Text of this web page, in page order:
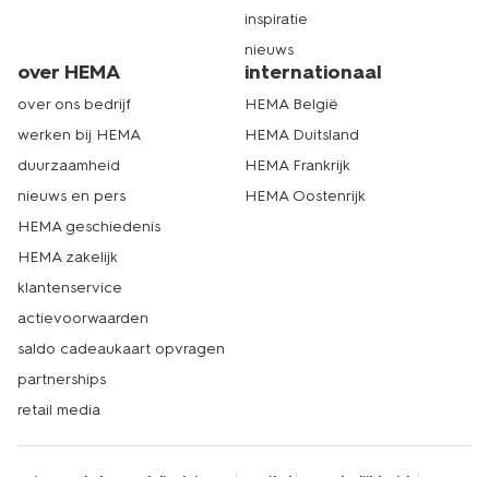
inspiratie
nieuws
over HEMA
over ons bedrijf
werken bij HEMA
duurzaamheid
nieuws en pers
HEMA geschiedenis
HEMA zakelijk
klantenservice
actievoorwaarden
saldo cadeaukaart opvragen
partnerships
retail media
internationaal
HEMA België
HEMA Duitsland
HEMA Frankrijk
HEMA Oostenrijk